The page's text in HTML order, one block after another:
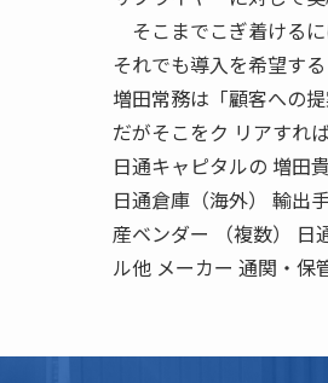
そこまでこぎ着けるに
それでも導入を希望する
増田常務は「顧客への
だがそこをク リアすれ
日通キャピタルの 増田
日通倉庫（海外） 輸出
産ベンダー （複数） 日
ル他 メーカー 通関・保